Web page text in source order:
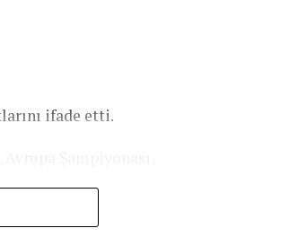
ifade etti.
şampiyona için çok
Bu şampiyonadaki hedefim